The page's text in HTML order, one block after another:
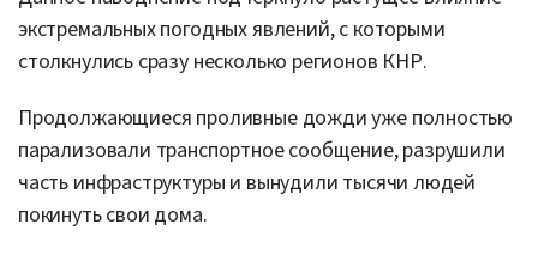
экстремальных погодных явлений, с которыми
столкнулись сразу несколько регионов КНР.
Продолжающиеся проливные дожди уже полностью
парализовали транспортное сообщение, разрушили
часть инфраструктуры и вынудили тысячи людей
покинуть свои дома.